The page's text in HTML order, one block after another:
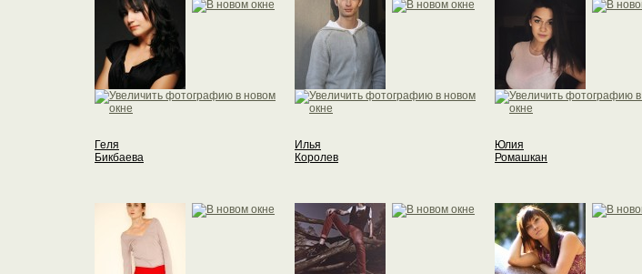
Геля
Бикбаева
Илья
Королев
Юлия
Ромашкан